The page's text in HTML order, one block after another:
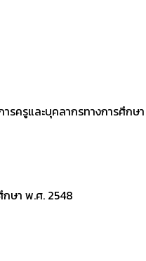
รครูและบุคลากรทางการศึกษ
กษา พ.ศ. 2548